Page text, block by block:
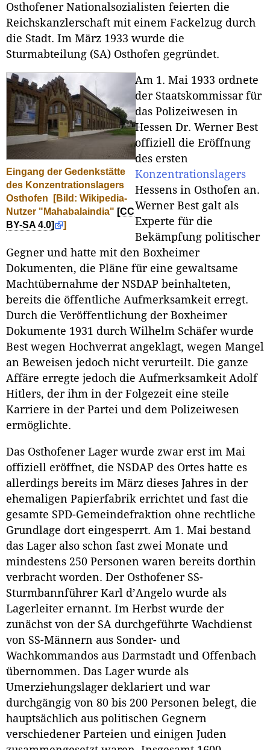
Osthofener Nationalsozialisten feierten die
Reichskanzlerschaft mit einem Fackelzug durch
die Stadt. Im März 1933 wurde die
Sturmabteilung (SA) Osthofen gegründet.
Eingang der Gedenkstätte
des Konzentrationslagers
Osthofen
[Bild: Wikipedia-
Nutzer "Mahabalaindia" [CC
BY-SA 4.0]
]
Am 1. Mai 1933 ordnete
der Staatskommissar für
das Polizeiwesen in
Hessen Dr. Werner Best
offiziell die Eröffnung
des ersten
Konzentrationslagers
Hessens in Osthofen an.
Werner Best galt als
Experte für die
Bekämpfung politischer
Gegner und hatte mit den Boxheimer
Dokumenten, die Pläne für eine gewaltsame
Machtübernahme der NSDAP beinhalteten,
bereits die öffentliche Aufmerksamkeit erregt.
Durch die Veröffentlichung der Boxheimer
Dokumente 1931 durch Wilhelm Schäfer wurde
Best wegen Hochverrat angeklagt, wegen Mangel
an Beweisen jedoch nicht verurteilt. Die ganze
Affäre erregte jedoch die Aufmerksamkeit Adolf
Hitlers, der ihm in der Folgezeit eine steile
Karriere in der Partei und dem Polizeiwesen
ermöglichte.
Das Osthofener Lager wurde zwar erst im Mai
offiziell eröffnet, die NSDAP des Ortes hatte es
allerdings bereits im März dieses Jahres in der
ehemaligen Papierfabrik errichtet und fast die
gesamte SPD-Gemeindefraktion ohne rechtliche
Grundlage dort eingesperrt. Am 1. Mai bestand
das Lager also schon fast zwei Monate und
mindestens 250 Personen waren bereits dorthin
verbracht worden. Der Osthofener SS-
Sturmbannführer Karl d’Angelo wurde als
Lagerleiter ernannt. Im Herbst wurde der
zunächst von der SA durchgeführte Wachdienst
von SS-Männern aus Sonder- und
Wachkommandos aus Darmstadt und Offenbach
übernommen. Das Lager wurde als
Umerziehungslager deklariert und war
durchgängig von 80 bis 200 Personen belegt, die
hauptsächlich aus politischen Gegnern
verschiedener Parteien und einigen Juden